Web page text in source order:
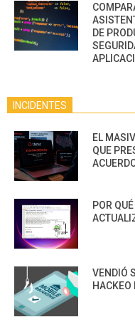
DE
INCIDENTES
EL
QUE
POR
VENDIÓ
HACKEO